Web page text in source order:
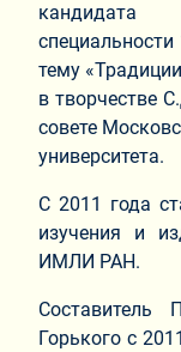
специальности
тему
в творчестве
совете
университета.
С 2011 года
изучения и
ИМЛИ РАН.
Составитель
Горького с